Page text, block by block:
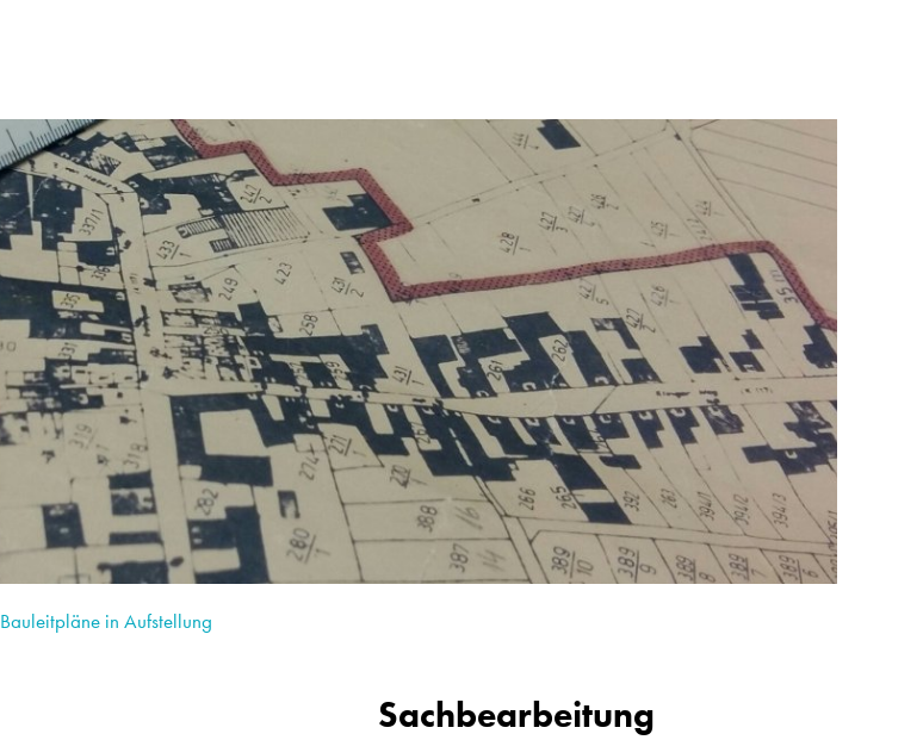
Bauleitpläne in Aufstellung
Sachbearbeitung